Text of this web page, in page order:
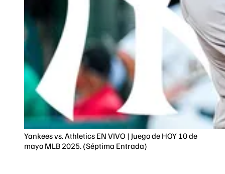
Yankees vs. Athletics EN VIVO | Juego de HOY 10 de
mayo MLB 2025. (Séptima Entrada)